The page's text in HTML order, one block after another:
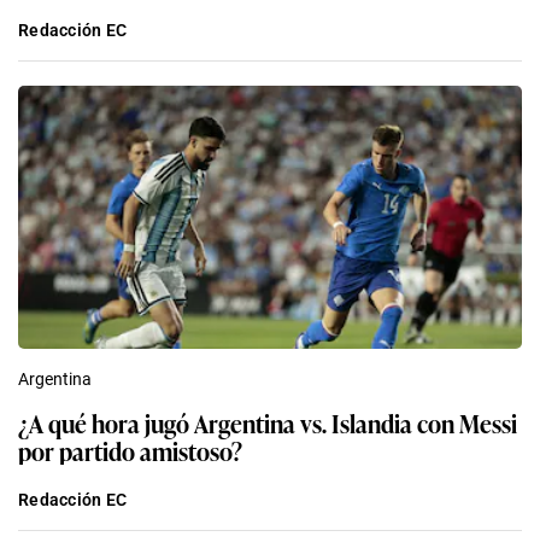
Redacción EC
Argentina
¿A qué hora jugó Argentina vs. Islandia con Messi
por partido amistoso?
Redacción EC